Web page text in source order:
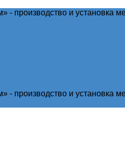
производство и установка
производство и установка